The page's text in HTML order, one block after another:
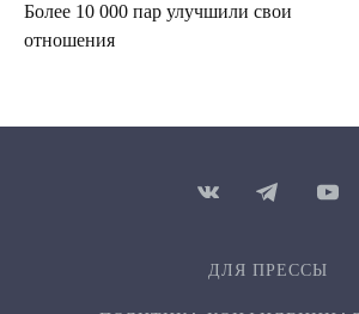
Более 10 000 пар улучшили свои
отношения
ДЛЯ ПРЕССЫ